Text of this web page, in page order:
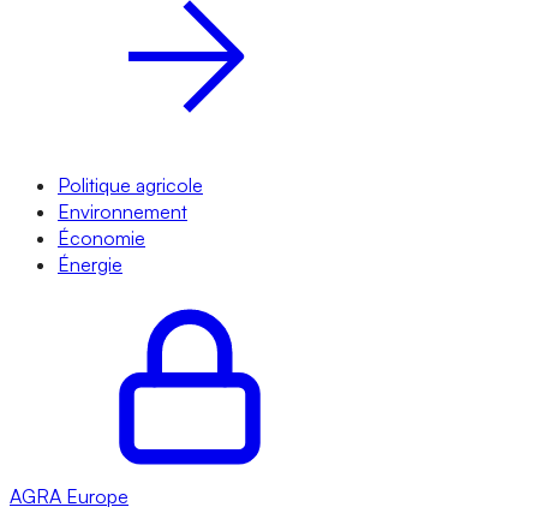
Politique agricole
Environnement
Économie
Énergie
AGRA Europe